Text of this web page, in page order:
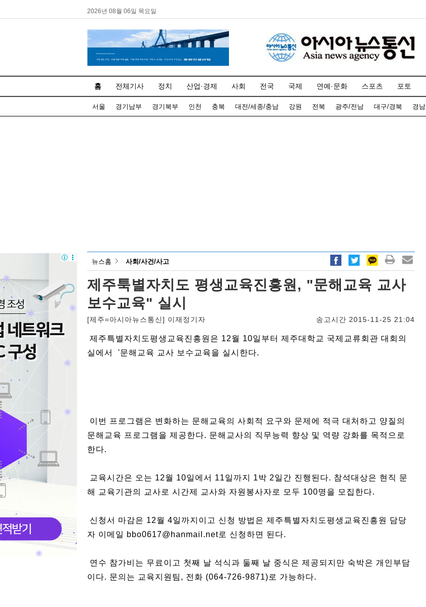
2026년 08월 06일 목요일
홈 전체기사 정치 산업·경제 사회 전국 국제 연예·문화 스포츠 포토
서울 경기남부 경기북부 인천 충북 대전/세종/충남 강원 전북 광주/전남 대구/경북 경남
뉴스홈 사회/사건/사고
제주툭별자치도 평생교육진흥원, "문해교육 교사
보수교육" 실시
[제주=아시아뉴스통신] 이재정기자 송고시간 2015-11-25 21:04
제주특별자치도평생교육진흥원은 12월 10일부터 제주대학교 국제교류회관 대회의
실에서 '문해교육 교사 보수교육을 실시한다.
이번 프로그램은 변화하는 문해교육의 사회적 요구와 문제에 적극 대처하고 양질의
문해교육 프로그램을 제공한다. 문해교사의 직무능력 향상 및 역량 강화를 목적으로
한다.
교육시간은 오는 12월 10일에서 11일까지 1박 2일간 진행된다. 참석대상은 현직 문
해 교육기관의 교사로 시간제 교사와 자원봉사자로 모두 100명을 모집한다.
신청서 마감은 12월 4일까지이고 신청 방법은 제주특별자치도평생교육진흥원 담당
자 이메일 bbo0617@hanmail.net로 신청하면 된다.
연수 참가비는 무료이고 첫째 날 석식과 둘째 날 중식은 제공되지만 숙박은 개인부담
이다. 문의는 교육지원팀, 전화 (064-726-9871)로 가능하다.